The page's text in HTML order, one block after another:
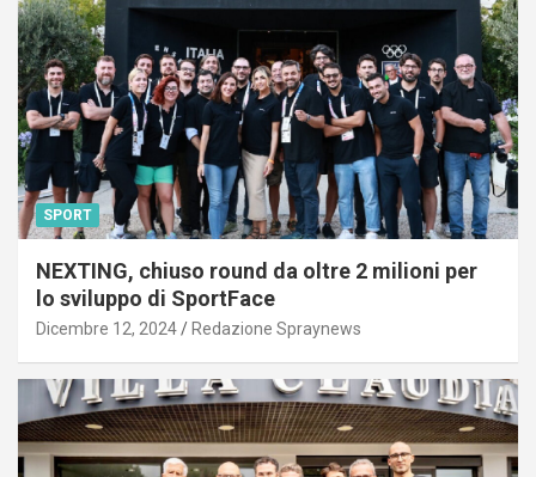
SPORT
NEXTING, chiuso round da oltre 2 milioni per
lo sviluppo di SportFace
Dicembre 12, 2024 Redazione Spraynews